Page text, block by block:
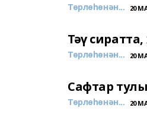
Төрлөһөнән... 20
Тәү
Төрлөһөнән... 20
Сафтар
Төрлөһөнән... 20